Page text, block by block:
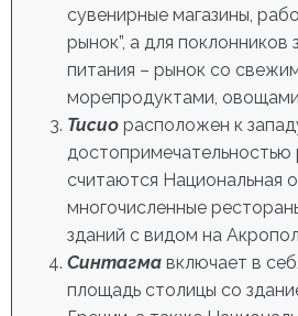
сувенирные магазины,
рынок”, а для поклонников
питания – рынок со
морепродуктами,
Тисио расположен к
достопримечательностью
считаются Национальная
многочисленные
зданий с видом на
Синтагма включает в
площадь столицы со